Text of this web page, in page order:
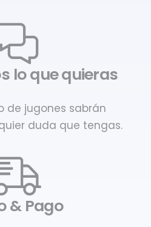
lo que quieras
de jugones sabrán
duda que tengas.
& Pago